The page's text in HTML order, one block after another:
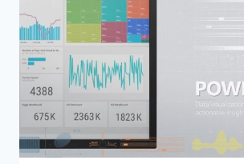
SQL
DATABASE